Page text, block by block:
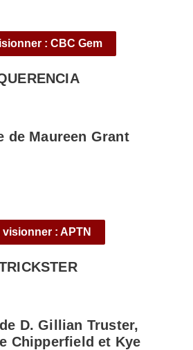
: CBC Gem
de Maureen Grant
visionner : APTN
D. Gillian Truster,
Chipperfield et Kye